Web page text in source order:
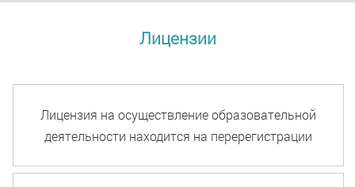
Лицензии
Лицензия на осуществление образовательной
деятельности находится на перерегистрации